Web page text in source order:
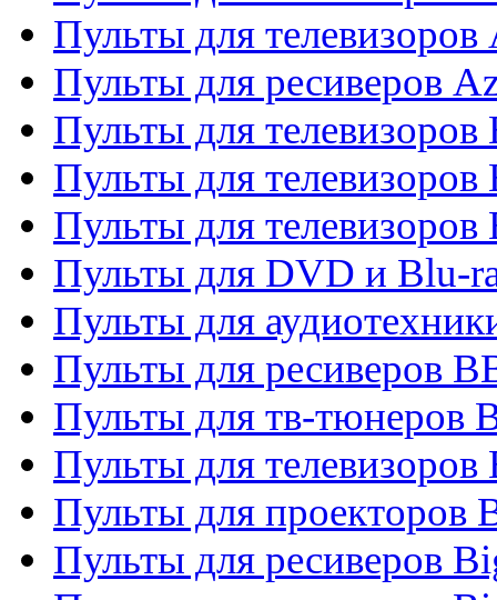
Пульты для телевизоров
Пульты для ресиверов
Пульты для
Пульты для
Пульты для
Пульты для DVD и Blu-
Пульты для
Пульты для ресиверов
Пульты для тв-тюнеров
Пульты для телевизоров
Пульты для проекторов
Пульты для ресиверов